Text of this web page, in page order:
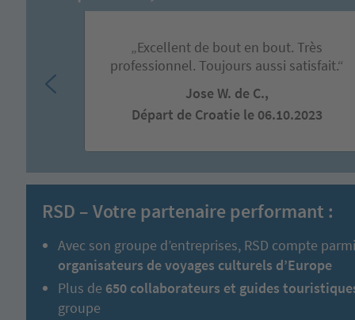
„Excellent de bout en bout. Très
professionnel. Toujours aussi satisfait.“
Jose W. de C.,
Départ de Croatie le 06.10.2023
RSD – Votre partenaire performant :
Avec son groupe d’entreprises, RSD compte parmi
organisateurs de voyages culturels d’Europe
Plus de 650 collaborateurs et guides
groupe